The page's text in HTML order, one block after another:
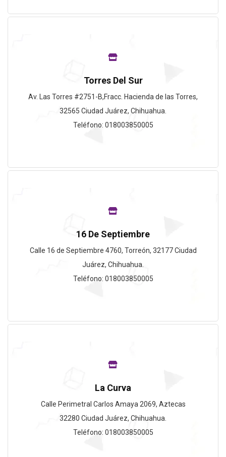
Torres Del Sur
Av. Las Torres #2751-B,Fracc. Hacienda de las Torres,
32565 Ciudad Juárez, Chihuahua.
Teléfono: 018003850005
16 De Septiembre
Calle 16 de Septiembre 4760, Torreón, 32177 Ciudad
Juárez, Chihuahua.
Teléfono: 018003850005
La Curva
Calle Perimetral Carlos Amaya 2069, Aztecas
32280 Ciudad Juárez, Chihuahua.
Teléfono: 018003850005